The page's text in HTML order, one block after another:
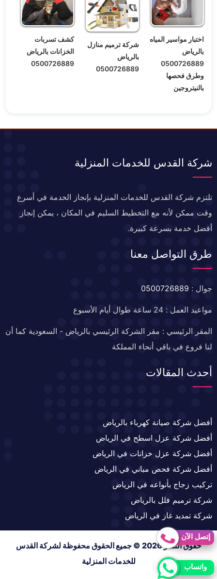
اختبار مواسير المياه
بالرياض
0500726889
وطرق فحصها
بالنيتروجين
شركة ترميم منازل
بالرياض
0500726889
كشف تسربات
الخزانات بالرياض
0500726889
شركة القدس للخدمات المنزلية
تلتزم شركة القدس للخدمات المنزلية بإنجاز الخدمة في أسرع
وقت ممكن لأنه مع التخطيط السليم في المكان ، يمكن إنجاز
أفضل خدمة بسرعة كبيرة.
طرق التواصل معنا
جوال : 0500726889
مواعيد العمل : 24 ساعة طوال أيام الأسبوع
المقر الرئيسي : مقر الشركة الرئيسي بالرياض - السعودية كما أن
لنا فروع في باقي أنحاء المملكة
أحدث المقالات
أفضل شركة صيانة كهرباء بالرياض
أفضل شركة عزل اسطح في الرياض
أفضل شركة عزل خزانات في الرياض
أفضل شركة فحص مباني في الرياض
تركيب زجاج بأنواعه في الرياض
شركة ترميم فلل بالرياض
شركة تمديد غاز في الرياض
حقوق النشر 2026 © جميع الحقوق محفوظة لشركة القدس
للخدمات المنزلية
إتصل الآن
واتساب